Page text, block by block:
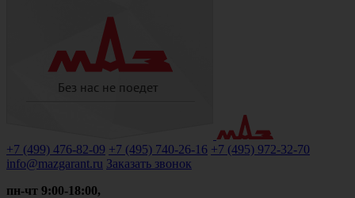
+7 (499) 476-82-09 +7 (495) 740-26-16 +7 (495) 972-32-70
info@mazgarant.ru Заказать звонок
пн-чт 9:00-18:00,